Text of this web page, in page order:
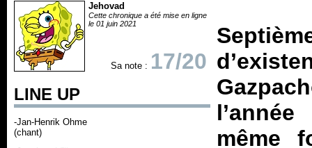
Jehovad
Cette chronique a été mise en ligne
le 01 juin 2021
Sa note : 17/20
LINE UP
-Jan-Henrik Ohme
(chant)
même